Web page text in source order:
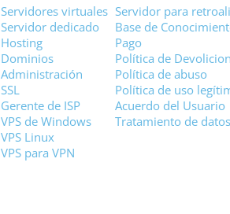
Servidores virtuales
Servidor dedicado
Hosting
Dominios
Administración
SSL
Gerente de ISP
VPS de Windows
VPS Linux
VPS para VPN
Servidor para
Base de
Pago
Política de
Política de abuso
Política de uso
Acuerdo del Usuario
Tratamiento de